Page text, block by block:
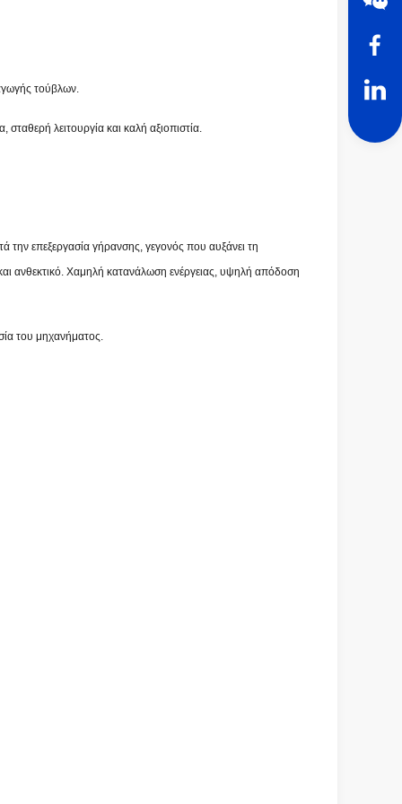
τούβλων.
λειτουργία και καλή αξιοπιστία.
την επεξεργασία γήρανσης, γεγονός που αυξάνει τη
ανθεκτικό. Χαμηλή κατανάλωση ενέργειας, υψηλή απόδοση
του μηχανήματος.